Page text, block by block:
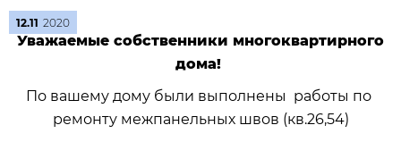
12.11 2020
Уважаемые собственники многоквартирного
дома!
По вашему дому были выполнены работы по
ремонту межпанельных швов (кв.26,54)